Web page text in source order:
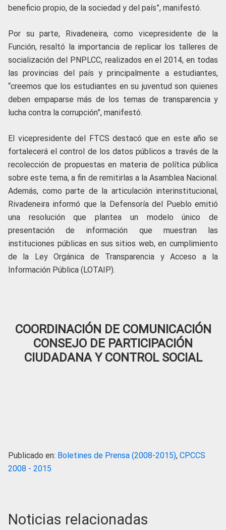
beneficio propio, de la sociedad y del país”, manifestó.
Por su parte, Rivadeneira, como vicepresidente de la
Función, resaltó la importancia de replicar los talleres de
socialización del PNPLCC, realizados en el 2014, en todas
las provincias del país y principalmente a estudiantes,
“creemos que los estudiantes en su juventud son quienes
deben empaparse más de los temas de transparencia y
lucha contra la corrupción”, manifestó.
El vicepresidente del FTCS destacó que en este año se
fortalecerá el control de los datos públicos a través de la
recolección de propuestas en materia de política pública
sobre este tema, a fin de remitirlas a la Asamblea Nacional.
Además, como parte de la articulación interinstitucional,
Rivadeneira informó que la Defensoría del Pueblo emitió
una resolución que plantea un modelo único de
presentación de información que muestran las
instituciones públicas en sus sitios web, en cumplimiento
de la Ley Orgánica de Transparencia y Acceso a la
Información Pública (LOTAIP).
COORDINACIÓN DE COMUNICACIÓN
CONSEJO DE PARTICIPACIÓN
CIUDADANA Y CONTROL SOCIAL
Publicado en: Boletines de Prensa (2008-2015), CPCCS
2008 - 2015
Noticias relacionadas